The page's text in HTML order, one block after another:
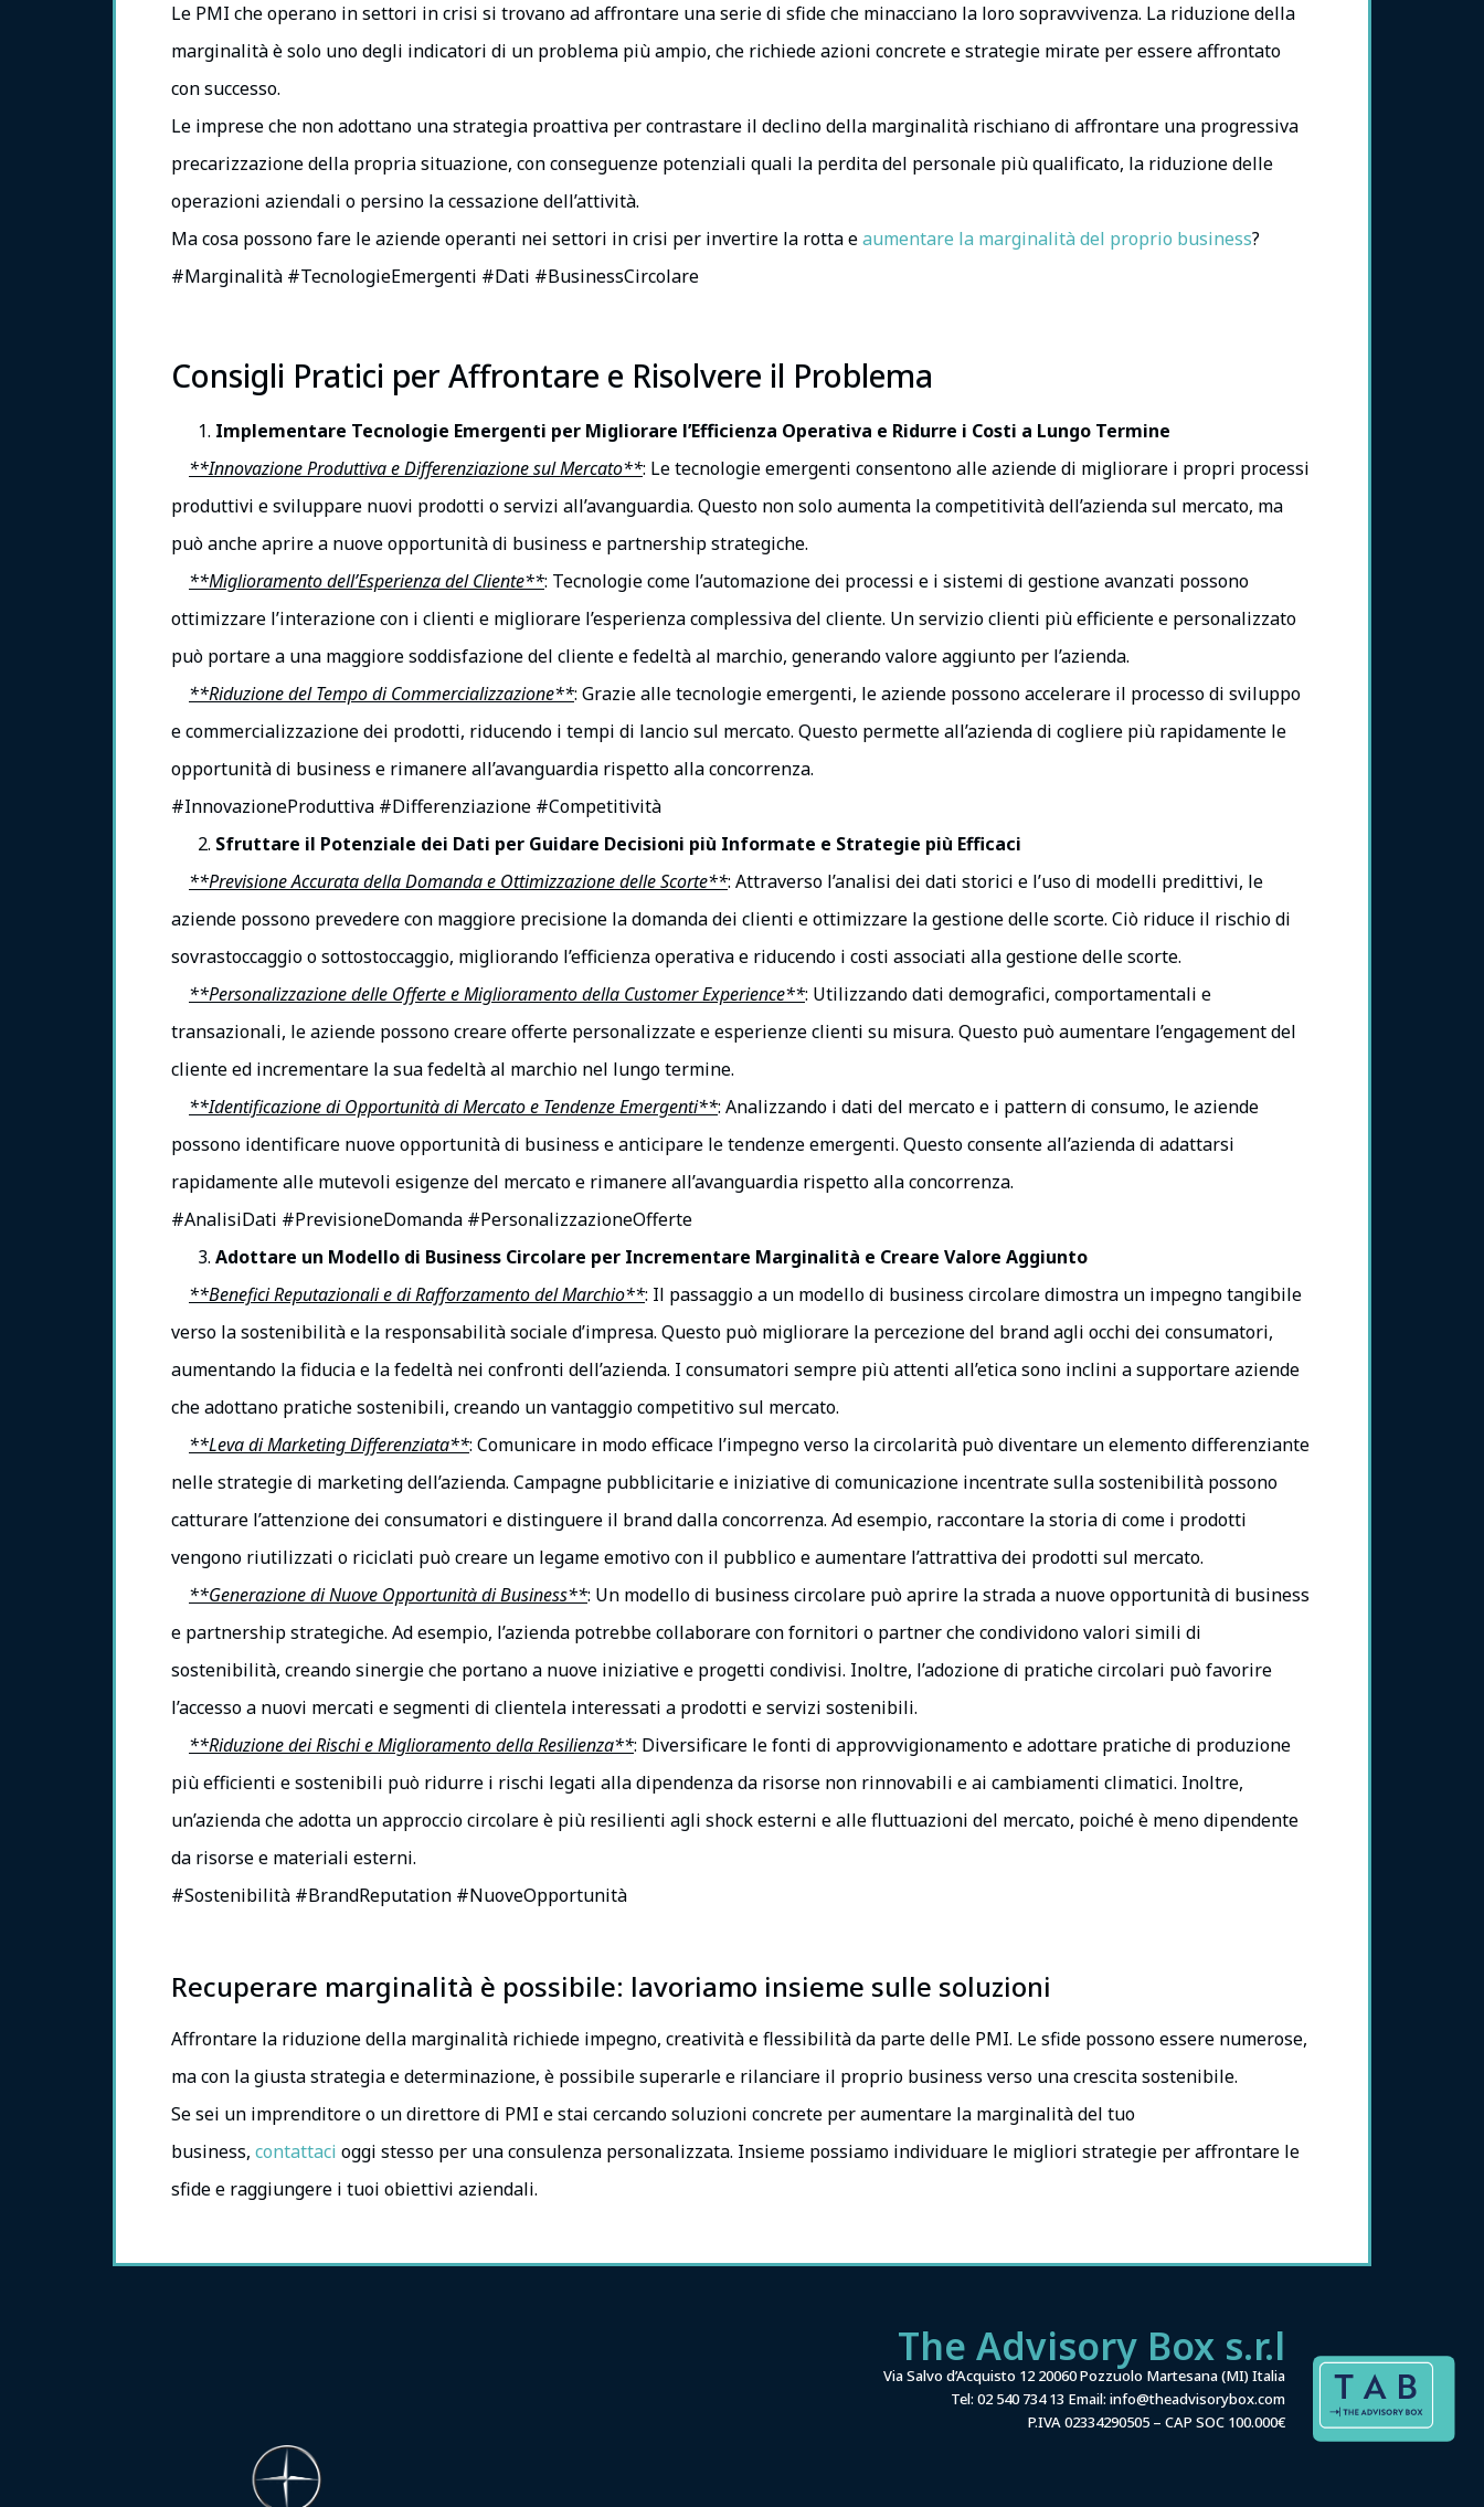
Le PMI che operano in settori in crisi si trovano ad affrontare una serie di sfide che minacciano la loro sopravvivenza. La riduzione della
marginalità è solo uno degli indicatori di un problema più ampio, che richiede azioni concrete e strategie mirate per essere affrontato
con successo.
Le imprese che non adottano una strategia proattiva per contrastare il declino della marginalità rischiano di affrontare una progressiva
precarizzazione della propria situazione, con conseguenze potenziali quali la perdita del personale più qualificato, la riduzione delle
operazioni aziendali o persino la cessazione dell’attività.
Ma cosa possono fare le aziende operanti nei settori in crisi per invertire la rotta eaumentare la marginalità del proprio business?
#Marginalità #TecnologieEmergenti #Dati #BusinessCircolare
Consigli Pratici per Affrontare e Risolvere il Problema
Implementare Tecnologie Emergenti per Migliorare l’Efficienza Operativa e Ridurre i Costi a Lungo Termine
**Innovazione Produttiva e Differenziazione sul Mercato**: Le tecnologie emergenti consentono alle aziende di migliorare i propri processi
produttivi e sviluppare nuovi prodotti o servizi all’avanguardia. Questo non solo aumenta la competitività dell’azienda sul mercato, ma
può anche aprire a nuove opportunità di business e partnership strategiche.
**Miglioramento dell’Esperienza del Cliente**: Tecnologie come l’automazione dei processi e i sistemi di gestione avanzati possono
ottimizzare l’interazione con i clienti e migliorare l’esperienza complessiva del cliente. Un servizio clienti più efficiente e personalizzato
può portare a una maggiore soddisfazione del cliente e fedeltà al marchio, generando valore aggiunto per l’azienda.
**Riduzione del Tempo di Commercializzazione**: Grazie alle tecnologie emergenti, le aziende possono accelerare il processo di sviluppo
e commercializzazione dei prodotti, riducendo i tempi di lancio sul mercato. Questo permette all’azienda di cogliere più rapidamente le
opportunità di business e rimanere all’avanguardia rispetto alla concorrenza.
#InnovazioneProduttiva #Differenziazione #Competitività
Sfruttare il Potenziale dei Dati per Guidare Decisioni più Informate e Strategie più Efficaci
**Previsione Accurata della Domanda e Ottimizzazione delle Scorte**: Attraverso l’analisi dei dati storici e l’uso di modelli predittivi, le
aziende possono prevedere con maggiore precisione la domanda dei clienti e ottimizzare la gestione delle scorte. Ciò riduce il rischio di
sovrastoccaggio o sottostoccaggio, migliorando l’efficienza operativa e riducendo i costi associati alla gestione delle scorte.
**Personalizzazione delle Offerte e Miglioramento della Customer Experience**: Utilizzando dati demografici, comportamentali e
transazionali, le aziende possono creare offerte personalizzate e esperienze clienti su misura. Questo può aumentare l’engagement del
cliente ed incrementare la sua fedeltà al marchio nel lungo termine.
**Identificazione di Opportunità di Mercato e Tendenze Emergenti**: Analizzando i dati del mercato e i pattern di consumo, le aziende
possono identificare nuove opportunità di business e anticipare le tendenze emergenti. Questo consente all’azienda di adattarsi
rapidamente alle mutevoli esigenze del mercato e rimanere all’avanguardia rispetto alla concorrenza.
#AnalisiDati #PrevisioneDomanda #PersonalizzazioneOfferte
Adottare un Modello di Business Circolare per Incrementare Marginalità e Creare Valore Aggiunto
**Benefici Reputazionali e di Rafforzamento del Marchio**: Il passaggio a un modello di business circolare dimostra un impegno tangibile
verso la sostenibilità e la responsabilità sociale d’impresa. Questo può migliorare la percezione del brand agli occhi dei consumatori,
aumentando la fiducia e la fedeltà nei confronti dell’azienda. I consumatori sempre più attenti all’etica sono inclini a supportare aziende
che adottano pratiche sostenibili, creando un vantaggio competitivo sul mercato.
**Leva di Marketing Differenziata**: Comunicare in modo efficace l’impegno verso la circolarità può diventare un elemento differenziante
nelle strategie di marketing dell’azienda. Campagne pubblicitarie e iniziative di comunicazione incentrate sulla sostenibilità possono
catturare l’attenzione dei consumatori e distinguere il brand dalla concorrenza. Ad esempio, raccontare la storia di come i prodotti
vengono riutilizzati o riciclati può creare un legame emotivo con il pubblico e aumentare l’attrattiva dei prodotti sul mercato.
**Generazione di Nuove Opportunità di Business**: Un modello di business circolare può aprire la strada a nuove opportunità di business
e partnership strategiche. Ad esempio, l’azienda potrebbe collaborare con fornitori o partner che condividono valori simili di
sostenibilità, creando sinergie che portano a nuove iniziative e progetti condivisi. Inoltre, l’adozione di pratiche circolari può favorire
l’accesso a nuovi mercati e segmenti di clientela interessati a prodotti e servizi sostenibili.
**Riduzione dei Rischi e Miglioramento della Resilienza**: Diversificare le fonti di approvvigionamento e adottare pratiche di produzione
più efficienti e sostenibili può ridurre i rischi legati alla dipendenza da risorse non rinnovabili e ai cambiamenti climatici. Inoltre,
un’azienda che adotta un approccio circolare è più resilienti agli shock esterni e alle fluttuazioni del mercato, poiché è meno dipendente
da risorse e materiali esterni.
#Sostenibilità #BrandReputation #NuoveOpportunità
Recuperare marginalità è possibile: lavoriamo insieme sulle soluzioni
Affrontare la riduzione della marginalità richiede impegno, creatività e flessibilità da parte delle PMI. Le sfide possono essere numerose,
ma con la giusta strategia e determinazione, è possibile superarle e rilanciare il proprio business verso una crescita sostenibile.
Se sei un imprenditore o un direttore di PMI e stai cercando soluzioni concrete per aumentare la marginalità del tuo
business, contattaci oggi stesso per una consulenza personalizzata. Insieme possiamo individuare le migliori strategie per affrontare le
sfide e raggiungere i tuoi obiettivi aziendali.
The Advisory Box s.r.l
Via Salvo d’Acquisto 12 20060 Pozzuolo Martesana (MI) Italia
Tel: 02 540 734 13 Email: info@theadvisorybox.com
P.IVA 02334290505 – CAP SOC 100.000€